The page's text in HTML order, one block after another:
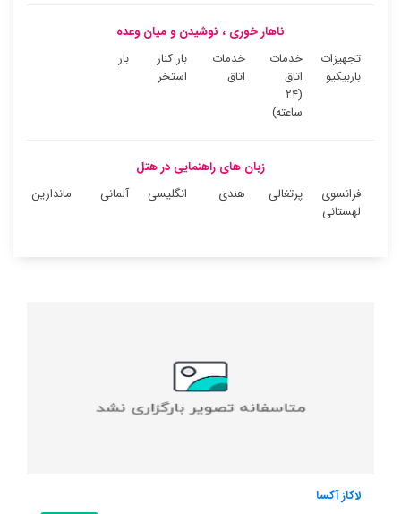
ناهار خوری ، نوشیدن و میان وعده
تجهیزات
باربیکیو
خدمات
اتاق
(۲۴
ساعته)
خدمات
اتاق
بار کنار
استخر
بار
زبان های راهنمایی در هتل
فرانسوی
پرتغالی هندی انگلیسی آلمانی
ماندارین
لهستانی
لاکاز آکسا